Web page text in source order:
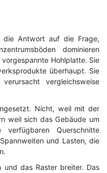
die Antwort auf die Frage,
dominieren
Hohlplatte. Sie
überhaupt. Sie
vergleichsweise
Nicht, weil mit der
weil sich das Gebäude um
Querschnitte
und Lasten, die
das Raster breiter. Das